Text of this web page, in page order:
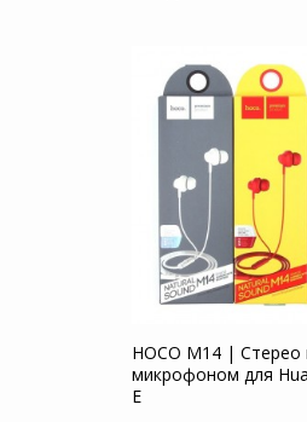
HOCO M14 | Стерео
микрофоном для
E